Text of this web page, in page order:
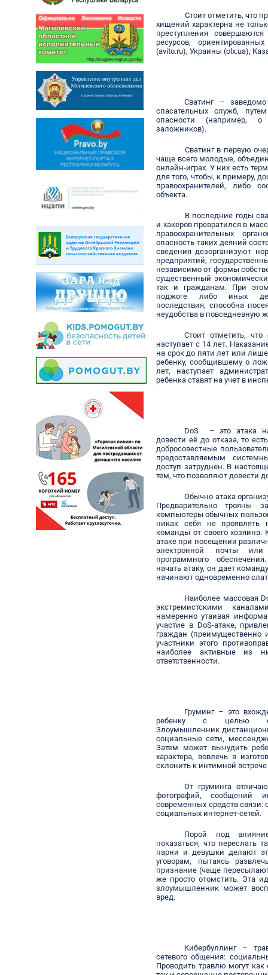
Стоит отметить, что
хищений характерна не
преступления
ресурсов,
(avito.ru), Украины (olx.ua),
Сватинг– заведомо
спасательных служб,
опасности (например, о
заложников).
Сватинг в первую
чаще всего молодые,
онлайн-играх. У них есть
для того, чтобы, к примеру,
правоохранителей, либо
объекта.
В последние годы
и хакеров превратился в
правоохранительных
опасность таких деяний
сведения дезорганизуют
предприятий,
независимо от формы
существенный
так и гражданам. При
поджоге либо иных
последствия, способна
неудобства в повседневную
Стоит отметить, что
наступает с 14 лет.
на срок до пяти лет или
ребенку, сообщившему о
лет, наступает
ребенка ставят на учет в
DoS – это атака
довести её до отказа, то
добросовестные
предоставляемым
доступ затруднен. В
тем, что позволяют довести
Обычно атака
Предварительно трояны
компьютеры обычных
никак себя не проявлять
команды от своего хозяина.
атаке при посещении
электронной почты или
программного
начать атаку, он дает
начинают одновременно
Наиболее массовая
экстремистскими
намеренно утаивая
участие в DoS-атаке,
граждан (преимущественно
участники этого
наиболее активные из
ответственности.
Груминг– это
ребенку с целью
Злоумышленник
социальные сети,
Затем может вынудить
характера, вовлечь в
склонить к интимной
От груминга
фотографий, сообщений
современных средств связи:
социальных интернет-сетей.
Порой под
показаться, что переслать
парни и девушки делают
уговорам, пытаясь
признание (чаще
же просто отомстить. Эта
злоумышленник может
вред.
Кибербуллинг–
сетевого общения:
Проводить травлю могут как